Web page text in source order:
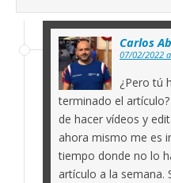
Carlos
07/02/2022
¿Pero tú
terminado el artículo?
de hacer vídeos y
ahora mismo me es
tiempo donde no lo
artículo a la semana.